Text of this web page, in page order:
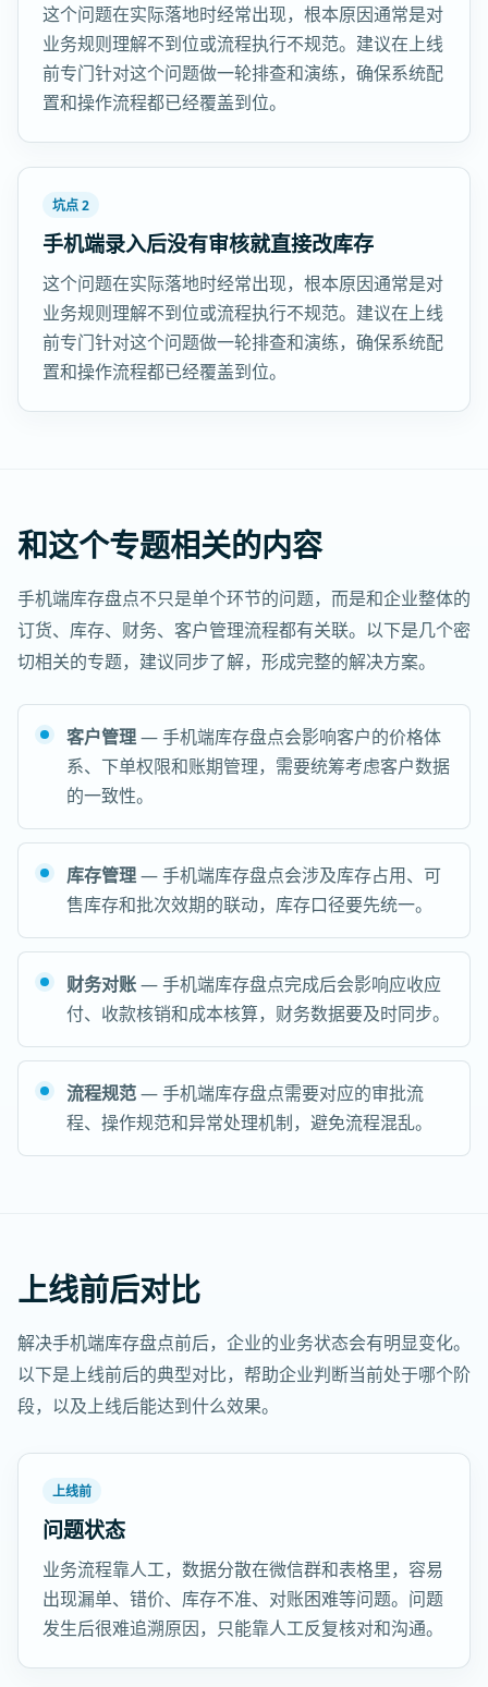
这个问题在实际落地时经常出现，根本原因通常是对
业务规则理解不到位或流程执行不规范。建议在上线
前专门针对这个问题做一轮排查和演练，确保系统配
置和操作流程都已经覆盖到位。
坑点 2
手机端录入后没有审核就直接改库存
这个问题在实际落地时经常出现，根本原因通常是对
业务规则理解不到位或流程执行不规范。建议在上线
前专门针对这个问题做一轮排查和演练，确保系统配
置和操作流程都已经覆盖到位。
和这个专题相关的内容
手机端库存盘点不只是单个环节的问题，而是和企业整体的
订货、库存、财务、客户管理流程都有关联。以下是几个密
切相关的专题，建议同步了解，形成完整的解决方案。
客户管理— 手机端库存盘点会影响客户的价格体
系、下单权限和账期管理，需要统筹考虑客户数据
的一致性。
库存管理— 手机端库存盘点会涉及库存占用、可
售库存和批次效期的联动，库存口径要先统一。
财务对账— 手机端库存盘点完成后会影响应收应
付、收款核销和成本核算，财务数据要及时同步。
流程规范— 手机端库存盘点需要对应的审批流
程、操作规范和异常处理机制，避免流程混乱。
上线前后对比
解决手机端库存盘点前后，企业的业务状态会有明显变化。
以下是上线前后的典型对比，帮助企业判断当前处于哪个阶
段，以及上线后能达到什么效果。
上线前
问题状态
业务流程靠人工，数据分散在微信群和表格里，容易
出现漏单、错价、库存不准、对账困难等问题。问题
发生后很难追溯原因，只能靠人工反复核对和沟通。